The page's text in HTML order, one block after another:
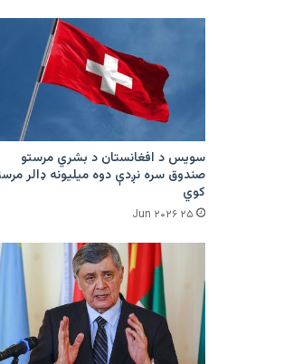
سویس د افغانستان د بشري مرستو
صندوق سره نږدې دوه میلیونه ډالر
کوي
۲۵ Jun ۲۰۲۶